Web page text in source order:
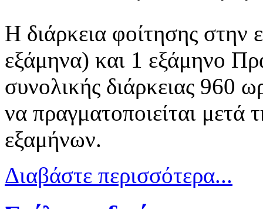
Η διάρκεια φοίτησης στην
εξάμηνα) και 1 εξάμηνο
συνολικής διάρκειας
να πραγματοποιείται
εξαμήνων.
Διαβάστε περισσότερα...